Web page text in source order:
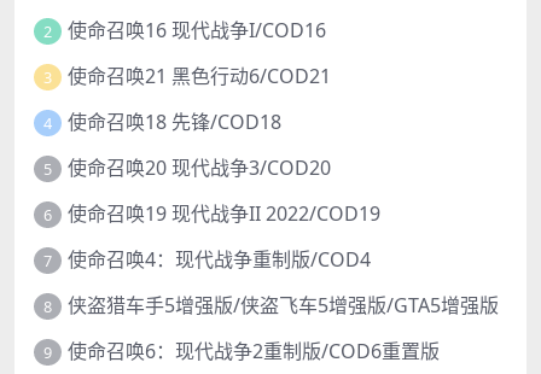
2 使命召唤16 现代战争I/COD16
3 使命召唤21 黑色行动6/COD21
4 使命召唤18 先锋/COD18
5 使命召唤20 现代战争3/COD20
6 使命召唤19 现代战争II 2022/COD19
7 使命召唤4：现代战争重制版/COD4
8 侠盗猎车手5增强版/侠盗飞车5增强版/GTA5增强版
9 使命召唤6：现代战争2重制版/COD6重置版